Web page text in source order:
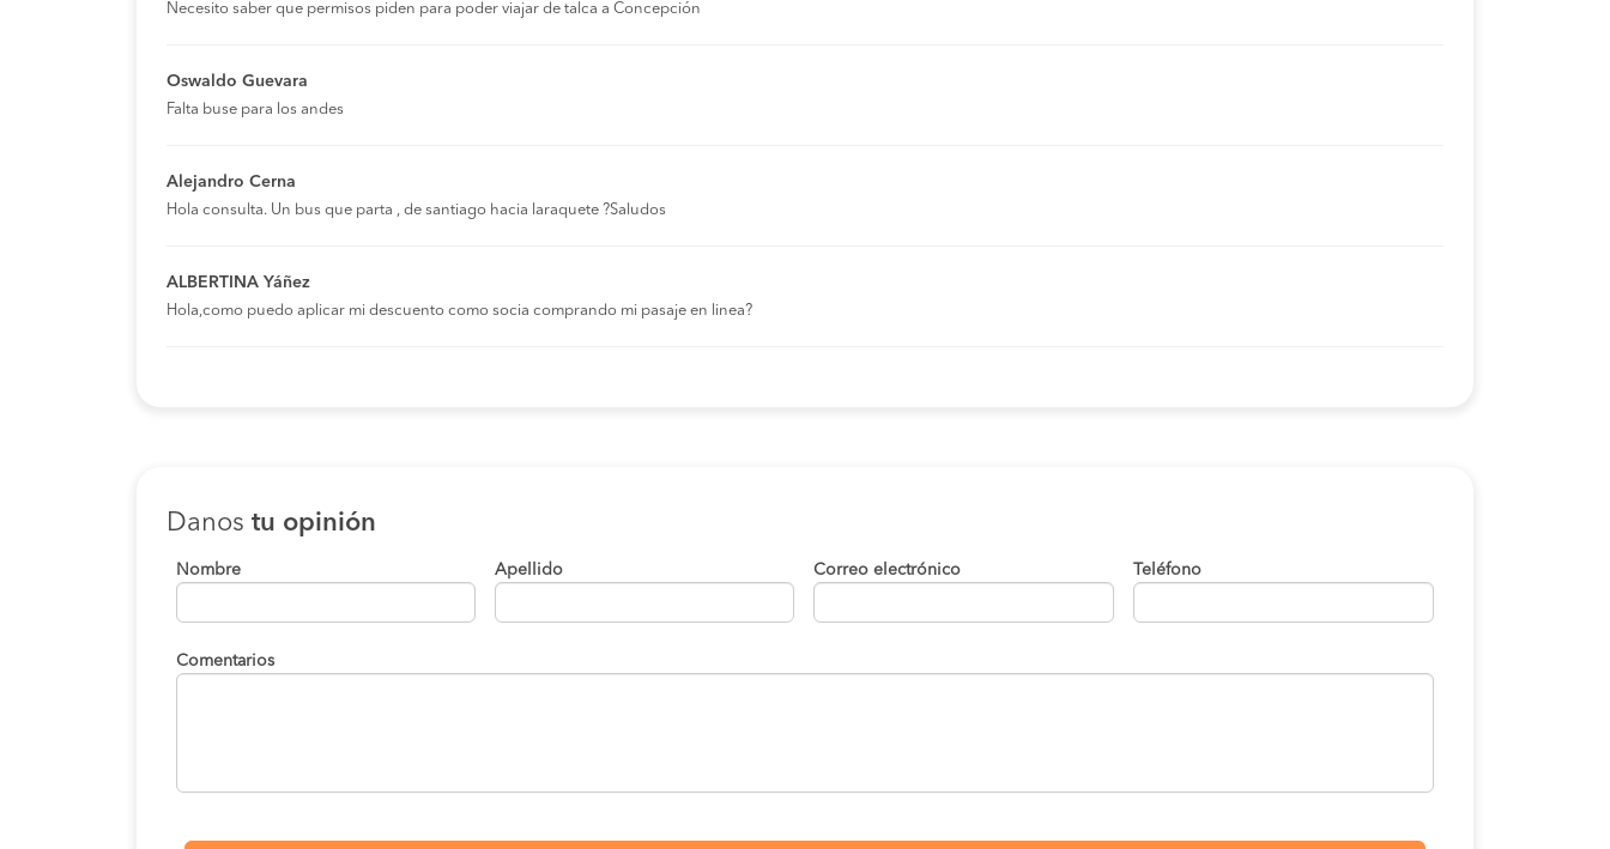
Necesito saber que permisos piden para poder viajar de talca a Concepción
Oswaldo Guevara
Falta buse para los andes
Alejandro Cerna
Hola consulta. Un bus que parta , de santiago hacia laraquete ?Saludos
ALBERTINA Yáñez
Hola,como puedo aplicar mi descuento como socia comprando mi pasaje en linea?
Danos tu opinión
Nombre Apellido Correo electrónico Teléfono
Comentarios